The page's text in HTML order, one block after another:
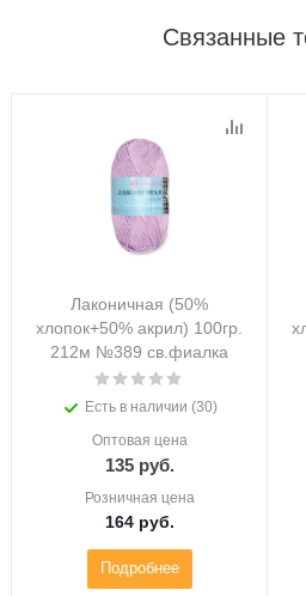
Связанные
Лаконичная (50%
хлопок+50% акрил) 100гр.
212м №389 св.фиалка
Есть в наличии (30)
Оптовая цена
135руб.
Розничная цена
164руб.
Подробнее